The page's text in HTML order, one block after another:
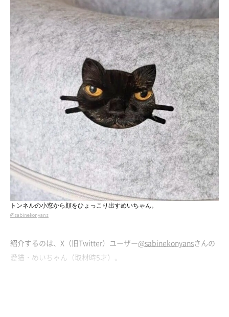
トンネルの小窓から顔をひょっこり出すめいちゃん。
@sabinekonyans
紹介するのは、X（旧Twitter）ユーザー@sabinekonyansさんの
愛猫・めいちゃん（取材時5才）。